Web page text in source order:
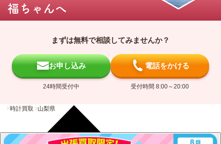
福ちゃんへ
まずは無料で相談してみませんか？
お申し込み
24時間受付中
電話をかける
受付時間 8:00～20:00
時計買取 山梨県